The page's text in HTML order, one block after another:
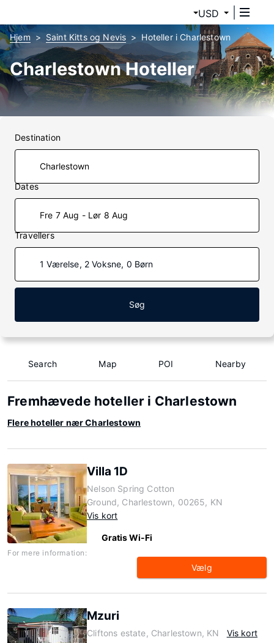
USD
Hjem Saint Kitts og Nevis Hoteller i Charlestown
Charlestown Hoteller
Destination
Dates
Fre 7 Aug - Lør 8 Aug
Travellers
1 Værelse, 2 Voksne, 0 Børn
Søg
Search Map POI Nearby
Fremhævede hoteller i Charlestown
Flere hoteller nær Charlestown
Villa 1D
Nelson Spring Cotton
Ground, Charlestown, 00265, KN
Vis kort
Gratis Wi-Fi
For mere information:
Vælg
Mzuri
Cliftons estate, Charlestown, KN Vis kort